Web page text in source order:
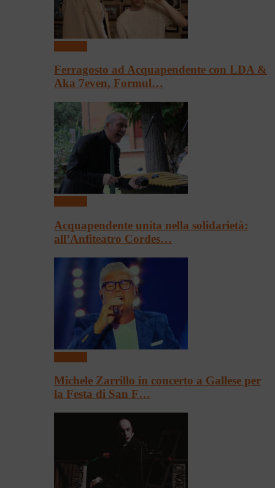
Ferragosto ad Acquapendente con LDA &
Aka 7even, Formul…
Acquapendente unita nella solidarietà:
all’Anfiteatro Cordes…
Michele Zarrillo in concerto a Gallese per
la Festa di San F…